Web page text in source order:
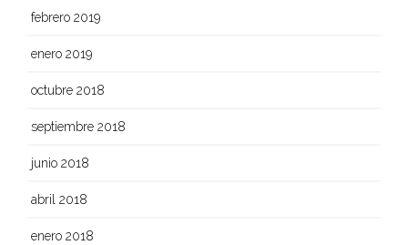
febrero 2019
enero 2019
octubre 2018
septiembre 2018
junio 2018
abril 2018
enero 2018